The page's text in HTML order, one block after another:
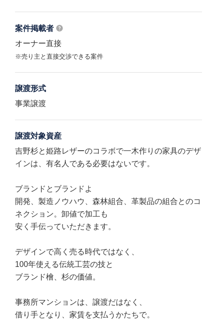
案件掲載者
オーナー直接
※売り主と直接交渉できる案件
譲渡形式
事業譲渡
譲渡対象資産
吉野杉と姫路レザーのコラボで一木作りの家具のデザ
インは、有名人である必要はないです。
ブランドとブランドよ
開発、製造ノウハウ、森林組合、革製品の組合とのコ
ネクション。卸値で加工も
安く手伝っていただきます。
デザインで高く売る時代ではなく、
100年使える伝統工芸の技と
ブランド檜、杉の価値。
事務所マンションは、譲渡だはなく、
借り手となり、家賃を支払うかたちで。